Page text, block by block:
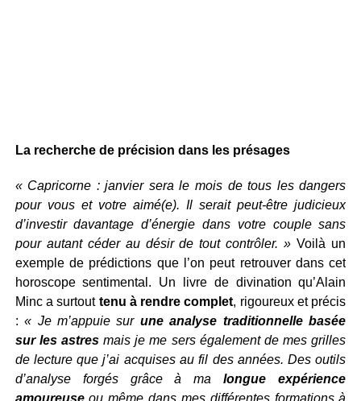
La recherche de précision dans les présages
« Capricorne : janvier sera le mois de tous les dangers
pour vous et votre aimé(e). Il serait peut-être judicieux
d’investir davantage d’énergie dans votre couple sans
pour autant céder au désir de tout contrôler. » Voilà un
exemple de prédictions que l’on peut retrouver dans cet
horoscope sentimental. Un livre de divination qu’Alain
Minc a surtout tenu à rendre complet, rigoureux et précis
:« Je m’appuie sur une analyse traditionnelle basée
sur les astres mais je me sers également de mes grilles
de lecture que j’ai acquises au fil des années. Des outils
d’analyse forgés grâce à ma longue expérience
amoureuseou même dans mes différentes formations à